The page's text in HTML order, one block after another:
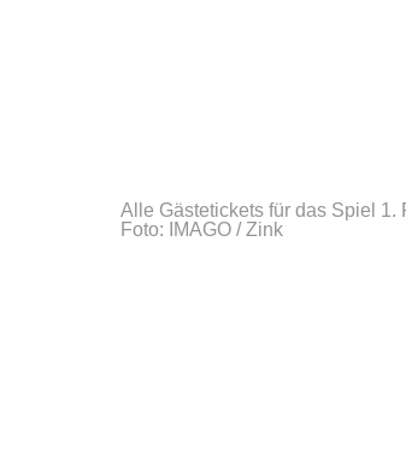
Alle Gästetickets für das Spiel
Foto: IMAGO / Zink